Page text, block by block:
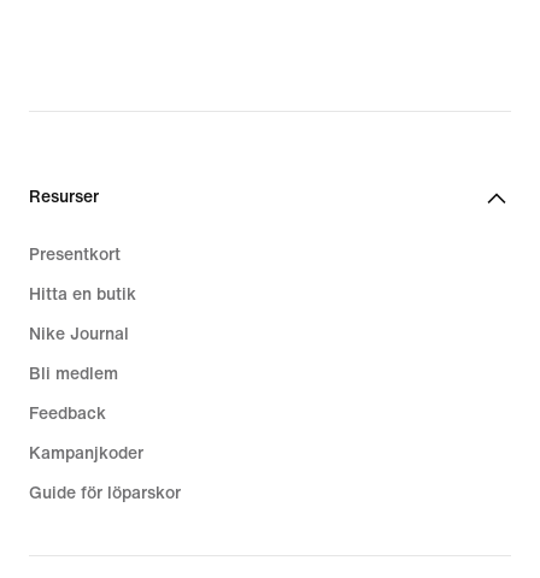
Resurser
Presentkort
Hitta en butik
Nike Journal
Bli medlem
Feedback
Kampanjkoder
Guide för löparskor